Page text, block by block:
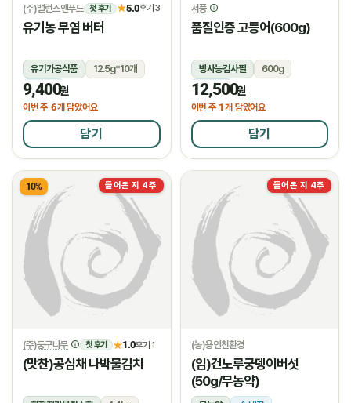
(주)밸런스앤푸드 첫 후기 ★5.0후기 3
유기농 무염 버터
유기가공식품
12.5g*10개
냉장
9,400원
이번 주 6개 담았어요
담기
서풍
품질인증 고등어(600g)
방사능검사필
600g
냉동
12,500원
이번 주 1개 담았어요
담기
들어온 지 4주
10%
(주)둥구나무 첫 후기 ★1.0후기 1
(맛찬)공심채 나박물김치
들어온 지 4주
(농)용인친환경
(임)건노루궁뎅이버섯
(50g/무농약)